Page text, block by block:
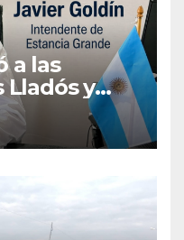
a las
Lladós y
de